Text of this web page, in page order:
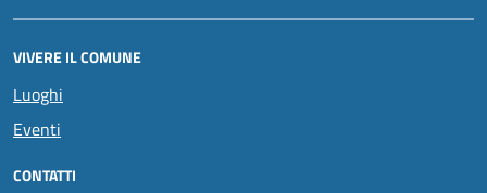
VIVERE IL COMUNE
Luoghi
Eventi
CONTATTI